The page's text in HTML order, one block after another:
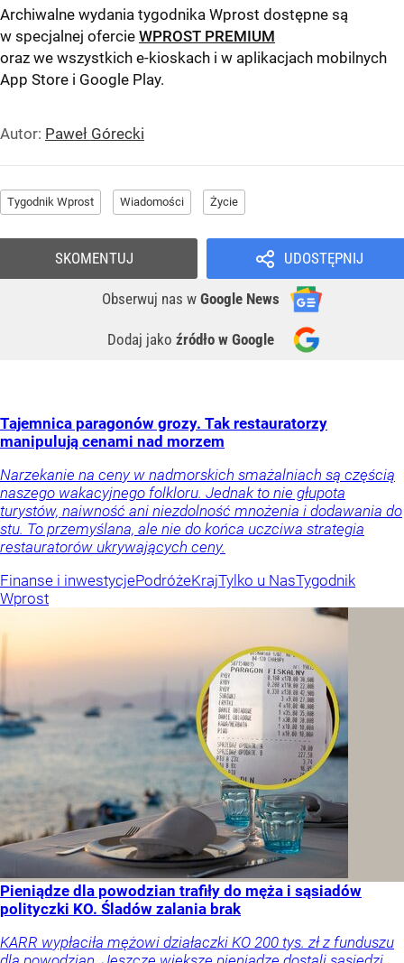
Archiwalne wydania tygodnika Wprost dostępne są
w specjalnej ofercie WPROST PREMIUM
oraz we wszystkich e-kioskach i w aplikacjach mobilnych
App Store i Google Play.
Autor: Paweł Górecki
Tygodnik Wprost Wiadomości Życie
UDOSTĘPNIJ
Obserwuj nas w Google News
Dodaj jako źródło w Google
SKOMENTUJ
Tajemnica paragonów grozy. Tak restauratorzy
manipulują cenami nad morzem
Narzekanie na ceny w nadmorskich smażalniach są częścią
naszego wakacyjnego folkloru. Jednak to nie głupota
turystów, naiwność ani niezdolność mnożenia i dodawania do
stu. To przemyślana, ale nie do końca uczciwa strategia
restauratorów ukrywających ceny.
Finanse i inwestycjePodróżeKrajTylko u NasTygodnik
Wprost
Pieniądze dla powodzian trafiły do męża i sąsiadów
polityczki KO. Śladów zalania brak
KARR wypłaciła mężowi działaczki KO 200 tys. zł z funduszu